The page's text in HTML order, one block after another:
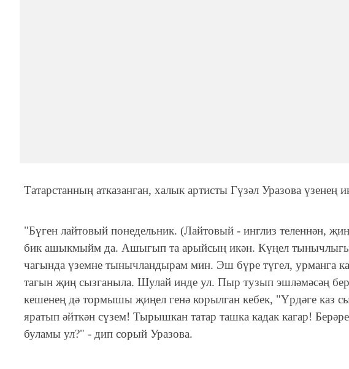
Татарстанның атказанган, халык артисты Гүзәл Уразова
"Бүген лайтовый понедельник. (Лайтовый - инглиз теленнән,
бик ашыкмыйм да. Ашыгып та арыйсың икән. Күңел
чагында үземне тынычландырам мин. Эш бүре түгел, урманга
тагын җиң сызганыла. Шулай инде ул. Пыр тузып эшләмәсәң
кешенең дә тормышы җиңел генә корылган кебек, "Үрдәге каз
яратып әйткән сүзем! Тырышкан татар ташка кадак кагар!
буламы ул?" - дип сорый Уразова.